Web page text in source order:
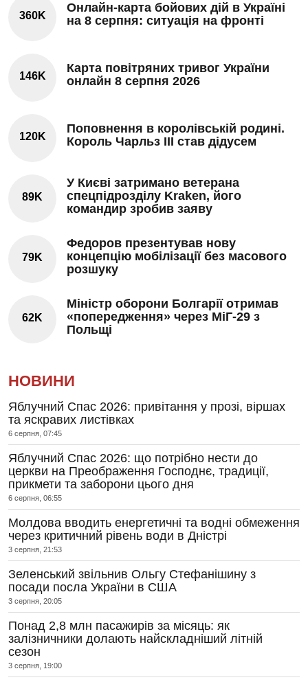
360K
Онлайн-карта бойових дій в Україні
на 8 серпня: ситуація на фронті
146K
Карта повітряних тривог України
онлайн 8 серпня 2026
120K
Поповнення в королівській родині.
Король Чарльз III став дідусем
89K
У Києві затримано ветерана
спецпідрозділу Kraken, його
командир зробив заяву
79K
Федоров презентував нову
концепцію мобілізації без масового
розшуку
62K
Міністр оборони Болгарії отримав
«попередження» через МіГ-29 з
Польщі
НОВИНИ
Яблучний Спас 2026: привітання у прозі, віршах
та яскравих листівках
6 серпня, 07:45
Яблучний Спас 2026: що потрібно нести до
церкви на Преображення Господнє, традиції,
прикмети та заборони цього дня
6 серпня, 06:55
Молдова вводить енергетичні та водні обмеження
через критичний рівень води в Дністрі
3 серпня, 21:53
Зеленський звільнив Ольгу Стефанішину з
посади посла України в США
3 серпня, 20:05
Понад 2,8 млн пасажирів за місяць: як
залізничники долають найскладніший літній
сезон
3 серпня, 19:00